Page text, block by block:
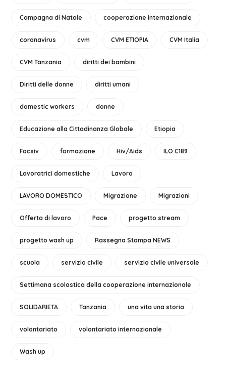
Campagna di Natale cooperazione internazionale
coronavirus cvm CVM ETIOPIA CVM Italia
CVM Tanzania diritti dei bambini
Diritti delle donne diritti umani
domestic workers donne
Educazione alla Cittadinanza Globale Etiopia
Focsiv formazione Hiv/Aids ILO C189
Lavoratrici domestiche Lavoro
LAVORO DOMESTICO Migrazione Migrazioni
Offerta di lavoro Pace progetto stream
progetto wash up Rassegna Stampa NEWS
scuola servizio civile servizio civile universale
Settimana scolastica della cooperazione internazionale
SOLIDARIETA Tanzania una vita una storia
volontariato volontariato internazionale
Wash up